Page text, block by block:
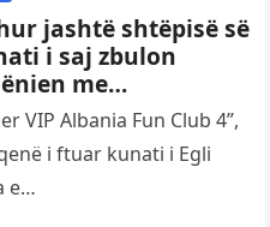
jashtë shtëpisë së
i saj zbulon
me
e palestrës: Ata
VIP Albania Fun Club 4”,
i ftuar kunati i Egli
e…